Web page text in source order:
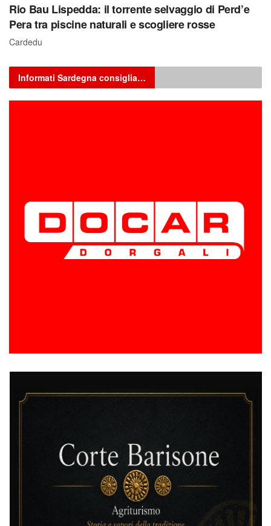
Rio Bau Lispedda: il torrente selvaggio di Perd’e
Pera tra piscine naturali e scogliere rosse
Cardedu
Informati Sardegna consiglia…